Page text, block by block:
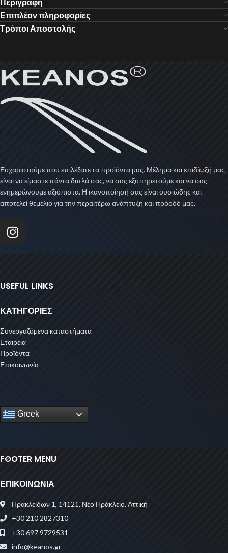
Περιγραφή
Επιπλέον πληροφορίες
Τρόποι Αποστολής
Ευχαριστούμε που επιλέξατε τα προϊόντα μας. Μέλημα και επιδίωξή μας
είναι να είμαστε πάντα διπλά σας, να σας εξυπηρετούμε και να σας
ενημερώνουμε αξιόπιστα. Η ικανοποίησή σας είναι ουσιώδης και
αποτελεί θεμέλιο για την περαιτέρω ανάπτυξη και πρόοδό μας.
USEFUL LINKS
ΚΑΤΗΓΟΡΙΕΣ
Συνεργαζόμενα καταστήματα
Εταιρεία
Προϊόντα
Επικοινωνία
Greek
FOOTER MENU
ΕΠΙΚΟΙΝΩΝΙΑ
Ηρακλείδων 1, 14121, Νέο Ηράκλειο, Αττική
+30 210 2827310
+30 697 9729531
info@keanos.gr